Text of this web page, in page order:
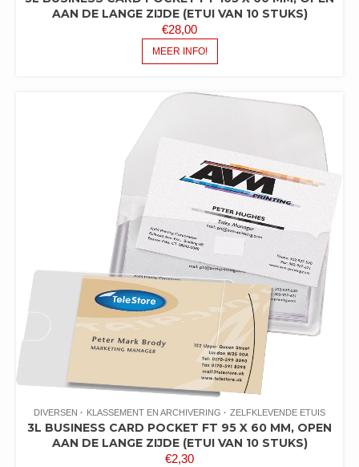
AAN DE LANGE ZIJDE (ETUI VAN 10 STUKS)
€28,00
MEER INFO!
DIVERSEN KLASSEMENT EN ARCHIVERING ZELFKLEVENDE ETUIS
3L BUSINESS CARD POCKET FT 95 X 60 MM, OPEN
AAN DE LANGE ZIJDE (ETUI VAN 10 STUKS)
€2,30